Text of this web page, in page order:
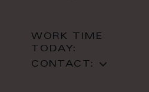
WORK TIME
TODAY:
CONTACT: